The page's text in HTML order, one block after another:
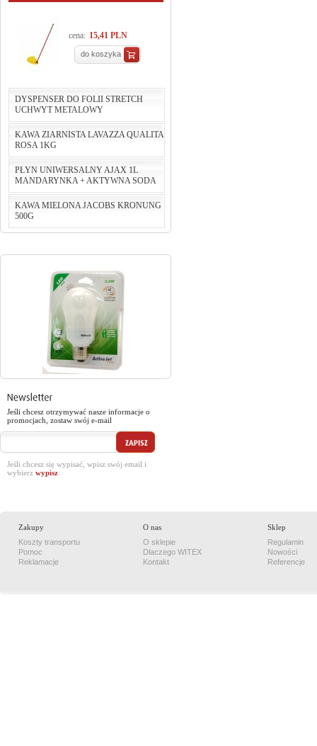
cena: 15,41 PLN
do koszyka
DYSPENSER DO FOLII STRETCH
UCHWYT METALOWY
cena:124,24 PLN
do koszyka
KAWA ZIARNISTA LAVAZZA QUALITA
ROSA 1KG
cena:75,00 PLN
do koszyka
PŁYN UNIWERSALNY AJAX 1L
MANDARYNKA + AKTYWNA SODA
cena:5,46 PLN
KAWA MIELONA JACOBS KRONUNG
500G
do koszyka
Jeśli chcesz otrzymywać nasze informacje o
promocjach, zostaw swój e-mail
Jeśli chcesz się wypisać, wpisz swój email i
wybierz
Zakupy
Koszty transportu
Pomoc
Reklamacje
O nas
O sklepie
Dlaczego WITEX
Kontakt
Sklep
Regulamin
Nowości
Referencje